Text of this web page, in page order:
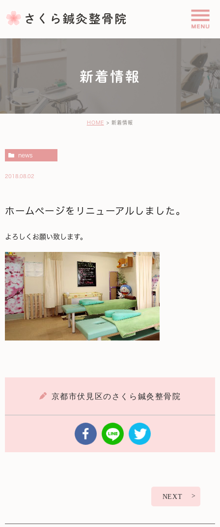
新着情報
HOME 新着情報
news
2018.08.02
ホームページをリニューアルしました。
よろしくお願い致します。
京都市伏見区のさくら鍼灸整骨院
NEXT